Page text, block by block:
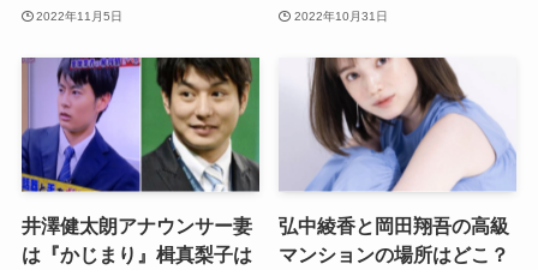
2022年11月5日 2022年10月31日
井澤健太朗アナウンサー妻
は『かじまり』楫真梨子は
弘中綾香と岡田翔吾の高級
マンションの場所はどこ？